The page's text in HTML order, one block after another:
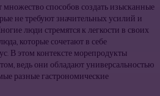
способов создать изысканные
не требуют значительных усилий и
люди стремятся к легкости в своих
которые сочетают в себе
В этом контексте морепродукты
ведь они обладают универсальностью
разные гастрономические